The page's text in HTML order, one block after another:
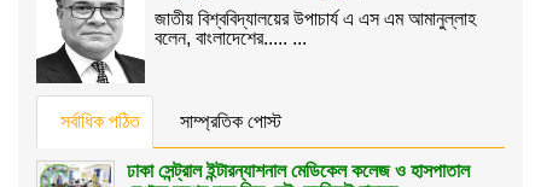
জাতীয় বিশ্ববিদ্যালয়ের উপাচার্য এ এস এম আমানুল্লাহ
বলেন, বাংলাদেশের..... ...
সর্বাধিক পঠিত সাম্প্রতিক পোস্ট
ঢাকা সেন্ট্রাল ইন্টারন্যাশনাল মেডিকেল কলেজ ও হাসপাতাল